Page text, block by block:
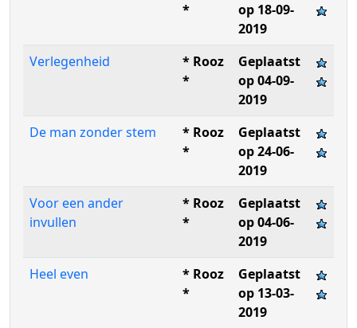
*
op 18-09-
2019
Verlegenheid
* Rooz
*
Geplaatst
op 04-09-
2019
De man zonder stem
* Rooz
*
Geplaatst
op 24-06-
2019
Voor een ander
invullen
* Rooz
*
Geplaatst
op 04-06-
2019
Heel even
* Rooz
*
Geplaatst
op 13-03-
2019